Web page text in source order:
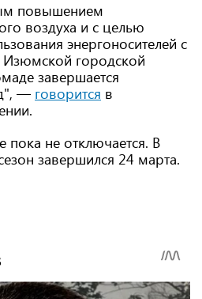
повышением
воздуха и с целью
энергоносителей с
городской
завершается
— говорится в
пока не отключается. В
завершился 24 марта.